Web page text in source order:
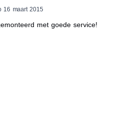
16 maart 2015
met goede service!